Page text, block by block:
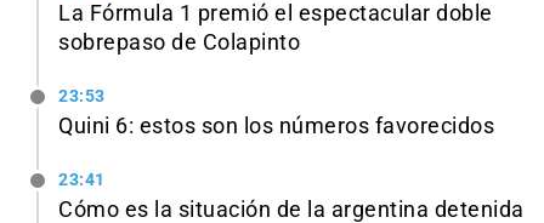
La Fórmula 1 premió el espectacular doble
sobrepaso de Colapinto
23:53
Quini 6: estos son los números favorecidos
23:41
Cómo es la situación de la argentina detenida